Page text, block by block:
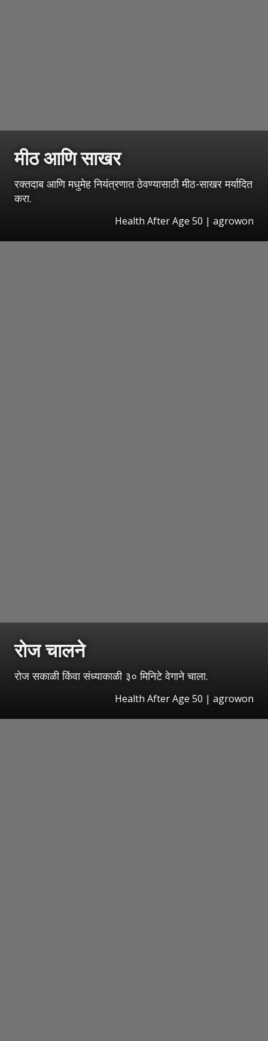
मीठ आणि साखर
रक्तदाब आणि मधुमेह नियंत्रणात ठेवण्यासाठी मीठ-साखर मर्यादित
करा.
Health After Age 50 | agrowon
रोज चालने
रोज सकाळी किंवा संध्याकाळी ३० मिनिटे वेगाने चाला.
Health After Age 50 | agrowon